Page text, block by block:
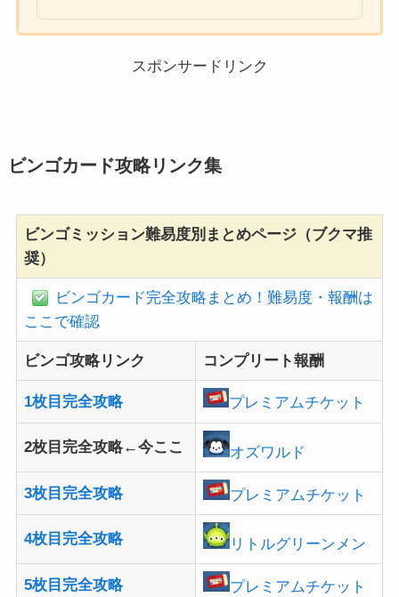
ミッションが一部調整それでは、ツムツムにおけるビンゴミッシ
はどのように調整されるのでしょうか？ミ...
スポンサードリンク
ビンゴカード攻略リンク集
ビンゴミッション難易度別まとめページ（ブクマ推
奨）
ビンゴカード完全攻略まとめ！難易度・報酬は
ここで確認
ビンゴ攻略リンク コンプリート報酬
1枚目完全攻略 プレミアムチケット
2枚目完全攻略←今ここ オズワルド
3枚目完全攻略 プレミアムチケット
4枚目完全攻略 リトルグリーンメン
5枚目完全攻略 プレミアムチケット